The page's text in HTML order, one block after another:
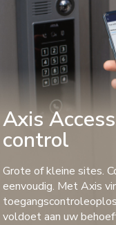
Axis Access
control
Grote of kleine sites.
eenvoudig. Met Axis
voldoet aan uw